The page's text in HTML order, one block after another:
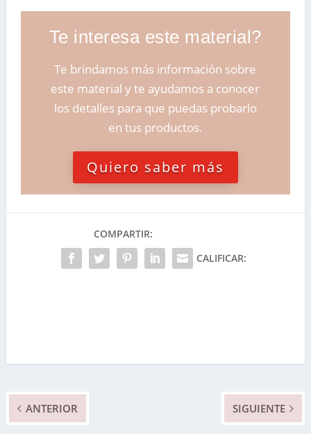
Te interesa este material?
Te brindamos más información sobre
este material y te ayudamos a conocer
los detalles para que puedas probarlo
en tus productos.
Quiero saber más
COMPARTIR:
CALIFICAR:
ANTERIOR SIGUIENTE